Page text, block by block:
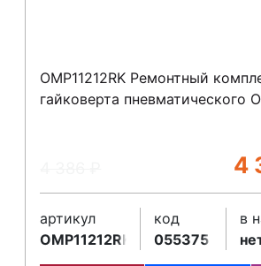
OMP11212RK Ремонтный
гайковерта пневматического
4
артикул
OMP11212RK
код
055375
в